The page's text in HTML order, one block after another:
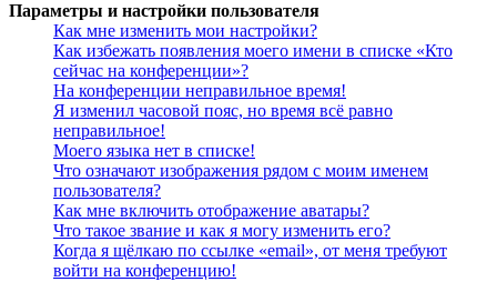
Параметры и настройки пользователя
Как мне изменить мои настройки?
Как избежать появления моего имени в списке «Кто
сейчас на конференции»?
На конференции неправильное время!
Я изменил часовой пояс, но время всё равно
неправильное!
Моего языка нет в списке!
Что означают изображения рядом с моим именем
пользователя?
Как мне включить отображение аватары?
Что такое звание и как я могу изменить его?
Когда я щёлкаю по ссылке «email», от меня требуют
войти на конференцию!